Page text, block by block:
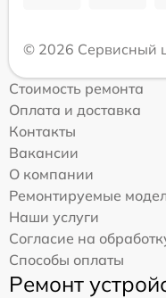
© 2026 Сервисный
Стоимость ремонта
Оплата и доставка
Контакты
Вакансии
О компании
Ремонтируемые
Наши услуги
Согласие на
Способы оплаты
Ремонт